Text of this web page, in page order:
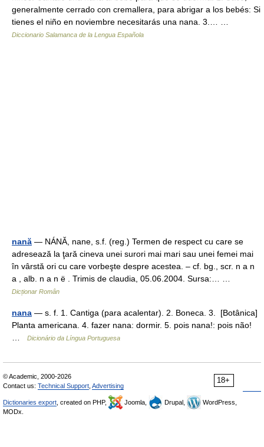
generalmente cerrado con cremallera, para abrigar a los bebés: Si
tienes el niño en noviembre necesitarás una nana. 3.… …
Diccionario Salamanca de la Lengua Española
nană — NÁNĂ, nane, s.f. (reg.) Termen de respect cu care se
adresează la ţară cineva unei surori mai mari sau unei femei mai
în vârstă ori cu care vorbeşte despre acestea. – cf. bg., scr. n a n
a , alb. n a n ë . Trimis de claudia, 05.06.2004. Sursa:… …
Dicționar Român
nana — s. f. 1. Cantiga (para acalentar). 2. Boneca. 3. [Botânica]
Planta americana. 4. fazer nana: dormir. 5. pois nana!: pois não!
Dicionário da Língua Portuguesa
18+
© Academic, 2000-2026
Contact us: Technical Support Advertising
Dictionaries export , created on PHP, Joomla, Drupal,
WordPress,
MODx.